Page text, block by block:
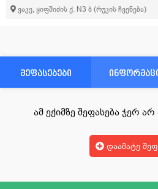
ვაკე, ყიფშიძის ქ. N3 ბ (რუკის ჩვენება)
შეფასებები
ამ ექიმზე შეფასება ჯერ
დაამატე